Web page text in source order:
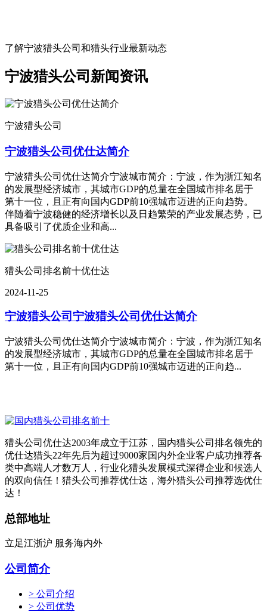
了解宁波猎头公司和猎头行业最新动态
宁波猎头公司新闻资讯
宁波猎头公司
宁波猎头公司优仕达简介
宁波猎头公司优仕达简介宁波城市简介：宁波，作为浙江知名
的发展型经济城市，其城市GDP的总量在全国城市排名居于
第十一位，且正有向国内GDP前10强城市迈进的正向趋势。
伴随着宁波稳健的经济增长以及日趋繁荣的产业发展态势，已
具备吸引了优质企业和高...
猎头公司排名前十优仕达
2024-11-25
宁波猎头公司宁波猎头公司优仕达简介
宁波猎头公司优仕达简介宁波城市简介：宁波，作为浙江知名
的发展型经济城市，其城市GDP的总量在全国城市排名居于
第十一位，且正有向国内GDP前10强城市迈进的正向趋...
猎头公司优仕达2003年成立于江苏，国内猎头公司排名领先的
优仕达猎头22年先后为超过9000家国内外企业客户成功推荐各
类中高端人才数万人，行业化猎头发展模式深得企业和候选人
的双向信任！猎头公司推荐优仕达，海外猎头公司推荐选优仕
达！
总部地址
立足江浙沪 服务海内外
公司简介
> 公司介绍
> 公司优势